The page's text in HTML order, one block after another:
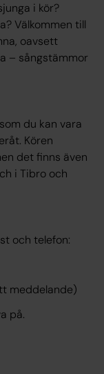
i kör?
Välkommen till
oavsett
– sångstämmor
du kan vara
Kören
det finns även
i Tibro och
och telefon:
meddelande)
på.